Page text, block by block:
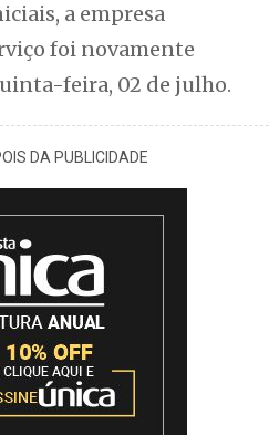
a empresa
foi novamente
feira, 02 de julho.
DA PUBLICIDADE